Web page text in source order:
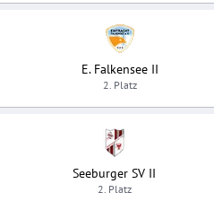
E. Falkensee II
2. Platz
Seeburger SV II
2. Platz